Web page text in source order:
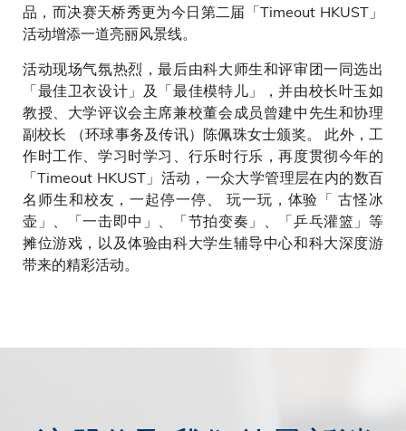
品，而决赛天桥秀更为今日第二届「Timeout HKUST」
活动增添一道亮丽风景线。
活动现场气氛热烈，最后由科大师生和评审团一同选出
「最佳卫衣设计」及「最佳模特儿」，并由校长叶玉如
教授、大学评议会主席兼校董会成员曾建中先生和协理
副校长 （环球事务及传讯）陈佩珠女士颁奖。 此外，工
作时工作、学习时学习、行乐时行乐，再度贯彻今年的
「Timeout HKUST」活动，一众大学管理层在内的数百
名师生和校友，一起停一停、 玩一玩，体验「 古怪冰
壶」、「一击即中」、「节拍变奏」、「乒乓灌篮」等
摊位游戏，以及体验由科大学生辅导中心和科大深度游
带来的精彩活动。